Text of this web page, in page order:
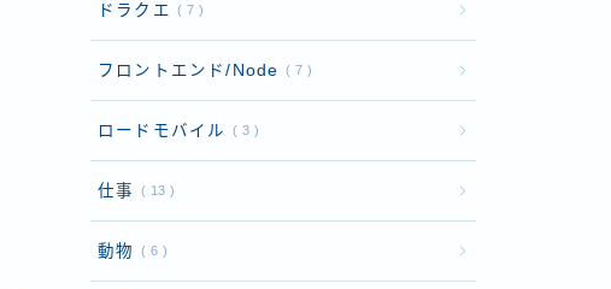
ドラクエ 7
フロントエンド/Node 7
ロードモバイル 3
仕事 13
動物 6